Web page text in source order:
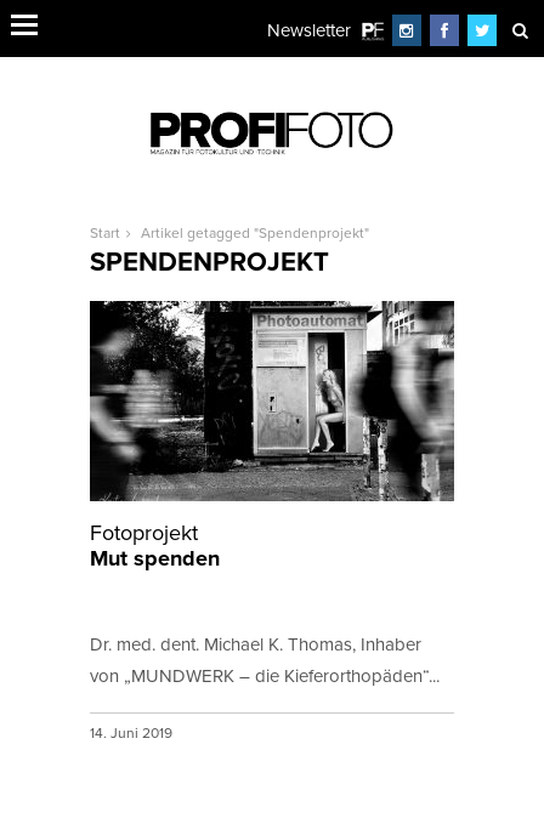
Newsletter
Start Artikel getagged "Spendenprojekt"
SPENDENPROJEKT
Fotoprojekt
Mut spenden
Dr. med. dent. Michael K. Thomas, Inhaber
von „MUNDWERK – die Kieferorthopäden“...
14. Juni 2019